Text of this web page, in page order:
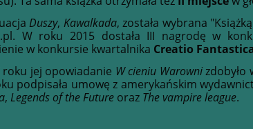
Duszy, Kawalkada, została wybrana
W roku 2015 dostała III nagrodę w
w konkursie kwartalnika Creatio
roku jej opowiadanie W cieniu Warownizdobyło
podpisała umowę z amerykańskim
, Legends of the Future oraz The vampire league.